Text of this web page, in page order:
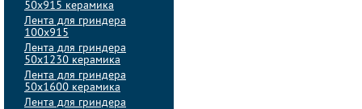
50х915 керамика
Лента для гриндера
100х915
Лента для гриндера
50х1230 керамика
Лента для гриндера
50х1600 керамика
Лента для гриндера